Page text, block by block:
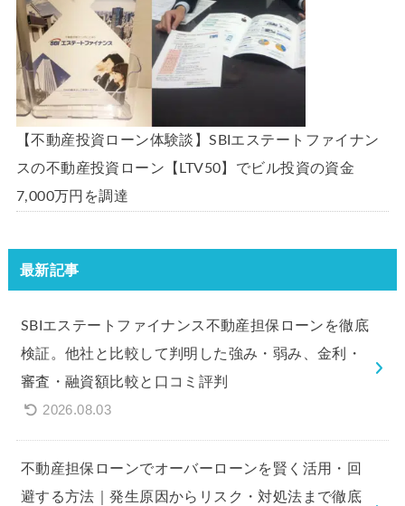
【不動産投資ローン体験談】SBIエステートファイナン
スの不動産投資ローン【LTV50】でビル投資の資金
7,000万円を調達
最新記事
SBIエステートファイナンス不動産担保ローンを徹底
検証。他社と比較して判明した強み・弱み、金利・
審査・融資額比較と口コミ評判
2026.08.03
不動産担保ローンでオーバーローンを賢く活用・回
避する方法｜発生原因からリスク・対処法まで徹底